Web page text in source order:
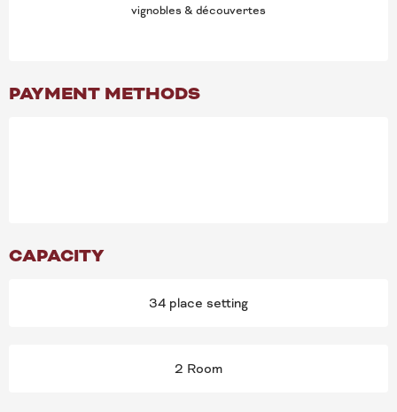
vignobles & découvertes
PAYMENT METHODS
CAPACITY
34 place setting
2 Room